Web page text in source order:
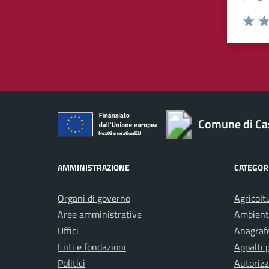
Comune di
AMMINISTRAZIONE
Organi di governo
Aree amministrative
Uffici
Enti e fondazioni
Politici
Appalti